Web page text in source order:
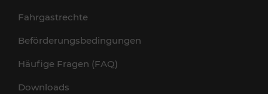
Fahrgastrechte
Beförderungsbedingungen
Häufige Fragen (FAQ)
Downloads